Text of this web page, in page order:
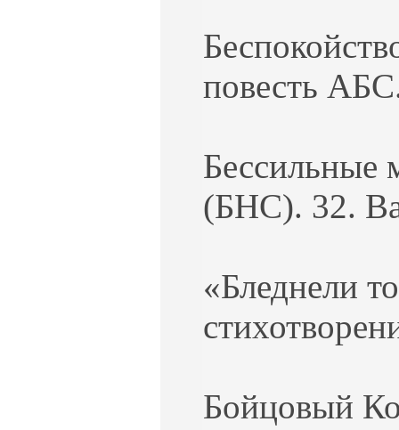
повесть
Бессильные
(БНС). 32.
«Бледнели
Бойцовый